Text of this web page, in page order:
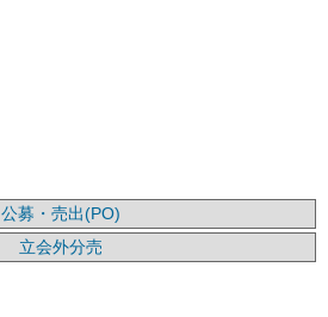
公募・売出(PO)
立会外分売